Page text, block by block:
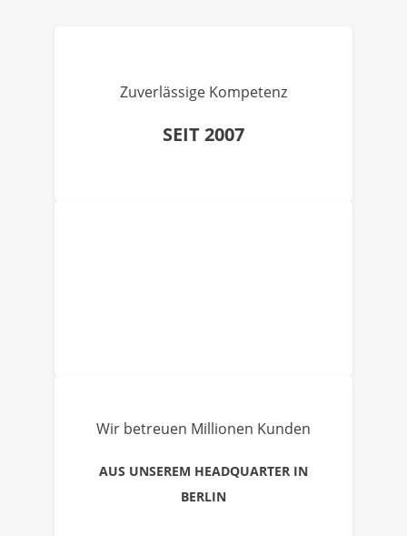
Zuverlässige Kompetenz
SEIT 2007
Wir betreuen Millionen Kunden
AUS UNSEREM HEADQUARTER IN
BERLIN